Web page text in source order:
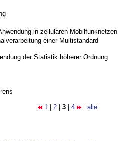
in zellularen Mobilfunknetzen
einer Multistandard-
der Statistik höherer Ordnung
1 2 3 4 alle